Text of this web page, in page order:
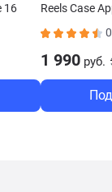
16
Reels Case
0
1 990 руб.